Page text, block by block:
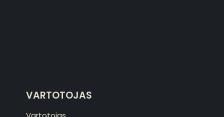
VARTOTOJAS